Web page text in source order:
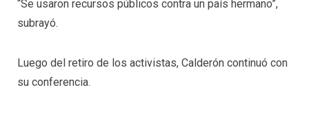
“Se usaron recursos públicos contra un país hermano”,
subrayó.
Luego del retiro de los activistas, Calderón continuó con
su conferencia.